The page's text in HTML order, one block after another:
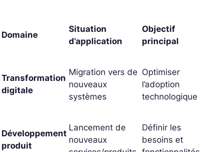
Domaine
Situation
d’application
Objectif
principal
Transformation
digitale
Migration vers de
nouveaux
systèmes
Optimiser
l’adoption
technologique
Développement
produit
Lancement de
nouveaux
Définir les
besoins et